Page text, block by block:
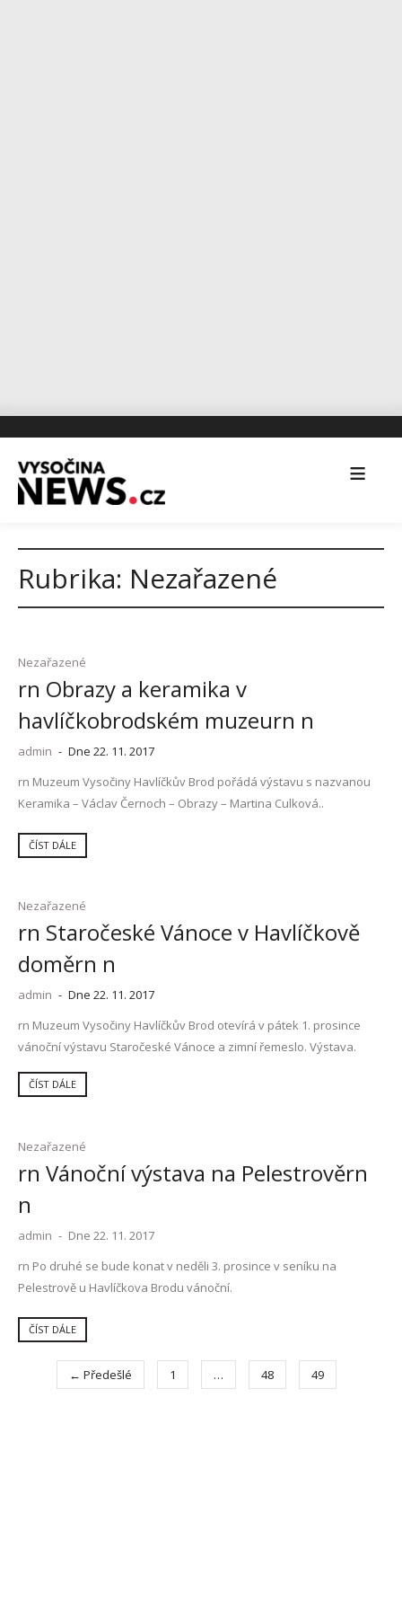
Rubrika: Nezařazené
Nezařazené
rn Obrazy a keramika v
havlíčkobrodském muzeurn n
admin - Dne 22. 11. 2017
rn Muzeum Vysočiny Havlíčkův Brod pořádá výstavu s nazvanou
Keramika – Václav Černoch – Obrazy – Martina Culková..
ČÍST DÁLE
Nezařazené
rn Staročeské Vánoce v Havlíčkově
doměrn n
admin - Dne 22. 11. 2017
rn Muzeum Vysočiny Havlíčkův Brod otevírá v pátek 1. prosince
vánoční výstavu Staročeské Vánoce a zimní řemeslo. Výstava.
ČÍST DÁLE
Nezařazené
rn Vánoční výstava na Pelestrověrn
n
admin - Dne 22. 11. 2017
rn Po druhé se bude konat v neděli 3. prosince v seníku na
Pelestrově u Havlíčkova Brodu vánoční.
ČÍST DÁLE
← Předešlé 1 … 48 49